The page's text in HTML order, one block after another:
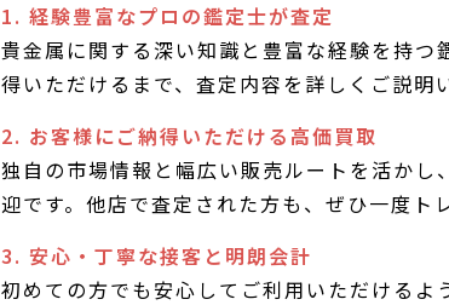
1. 経験豊富なプロの鑑定士が査定
貴金属に関する深い知識と豊富な経験を持
得いただけるまで、査定内容を詳しくご説明
2. お客様にご納得いただける高価買取
独自の市場情報と幅広い販売ルートを活か
迎です。他店で査定された方も、ぜひ一度ト
3. 安心・丁寧な接客と明朗会計
初めての方でも安心してご利用いただける